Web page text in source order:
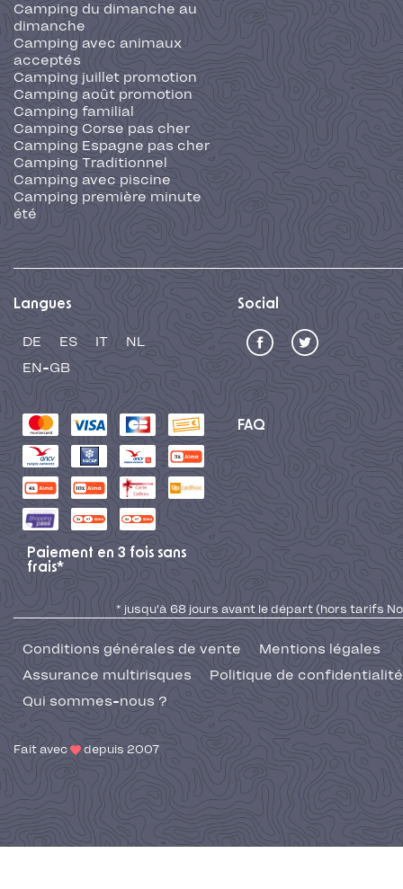
Camping du dimanche au
dimanche
Camping avec animaux
acceptés
Camping juillet promotion
Camping août promotion
Camping familial
Camping Corse pas cher
Camping Espagne pas cher
Camping Traditionnel
Camping avec piscine
Camping première minute
été
Langues
DE ES IT
NL
EN-GB
Social
FAQ
Paiement en 3 fois sans
frais*
* jusqu'à 68 jours avant le départ (hors tarifs No
Conditions générales de vente
Mentions légales
Assurance multirisques
Politique de confidentialité
Qui sommes-nous ?
Fait avec depuis 2007